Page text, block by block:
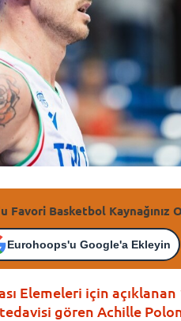
Favori Basketbol Kaynağınız
Eurohoops'u Google'a Ekleyin
Elemeleri için
gören Achille